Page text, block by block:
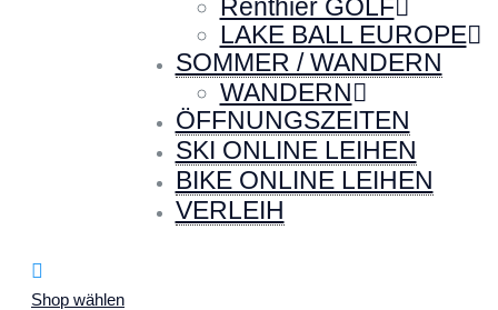
Renthier GOLF
LAKE BALL EUROPE
SOMMER / WANDERN
WANDERN
ÖFFNUNGSZEITEN
SKI ONLINE LEIHEN
BIKE ONLINE LEIHEN
VERLEIH
Shop wählen